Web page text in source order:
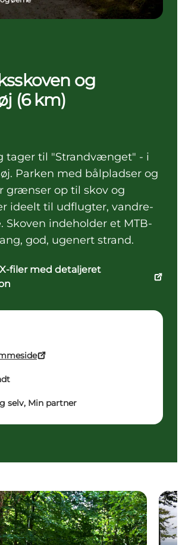
og
(6 km)
tager til "Strandvænget" - i
Parken med bålpladser og
grænser op til skov og
ideelt til udflugter, vandre-
Skoven indeholder et MTB-
god, ugenert strand.
filer med detaljeret
selv, Min partner